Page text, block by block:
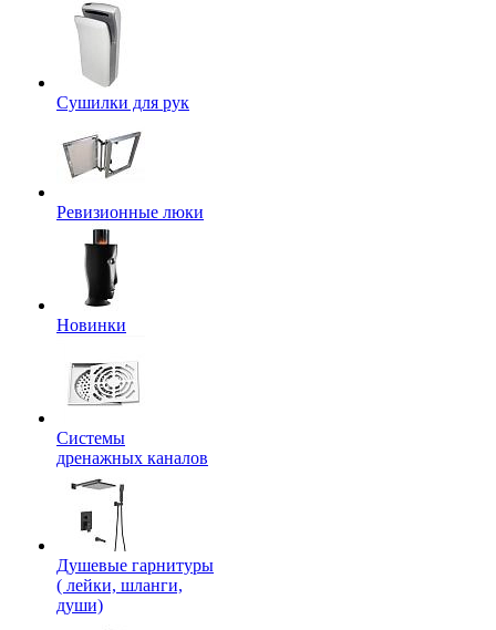
Сушилки для рук
Ревизионные люки
Новинки
Системы
дренажных каналов
Душевые гарнитуры
( лейки, шланги,
души)